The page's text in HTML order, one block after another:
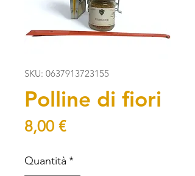
SKU: 0637913723155
Polline di fiori
8,00 €Prezzo
Quantità *